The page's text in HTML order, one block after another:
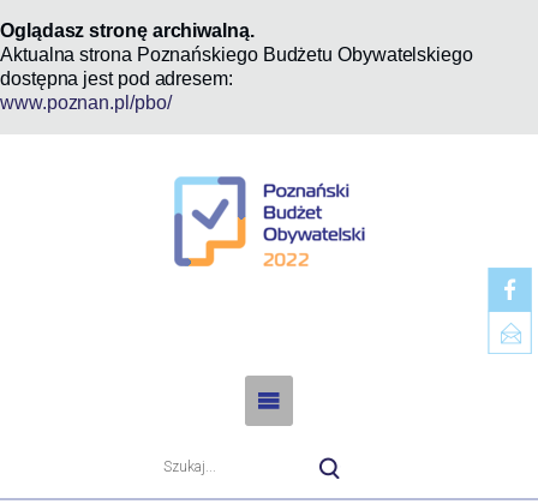
Oglądasz stronę archiwalną.
Aktualna strona Poznańskiego Budżetu Obywatelskiego
dostępna jest pod adresem:
www.poznan.pl/pbo/